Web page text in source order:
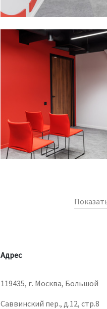
Адрес
119435, г. Москва, Большой
Саввинский пер., д.12, стр.8